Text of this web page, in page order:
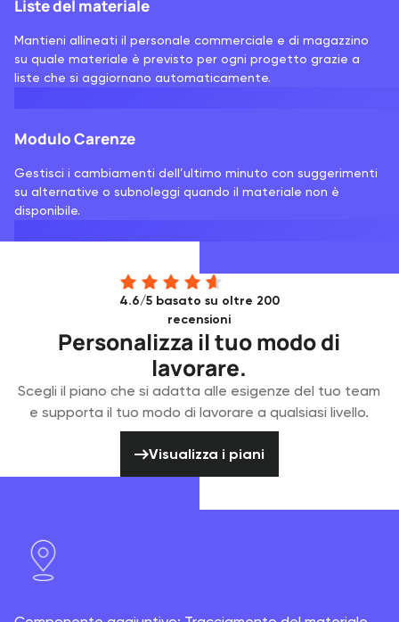
Liste del materiale
Mantieni allineati il personale commerciale e di magazzino
su quale materiale è previsto per ogni progetto grazie a
liste che si aggiornano automaticamente.
Modulo Carenze
Gestisci i cambiamenti dell’ultimo minuto con suggerimenti
su alternative o subnoleggi quando il materiale non è
disponibile.
4.6/5 basato su oltre 200
recensioni
Personalizza il tuo modo di
lavorare.
Scegli il piano che si adatta alle esigenze del tuo team
e supporta il tuo modo di lavorare a qualsiasi livello.
Visualizza i piani